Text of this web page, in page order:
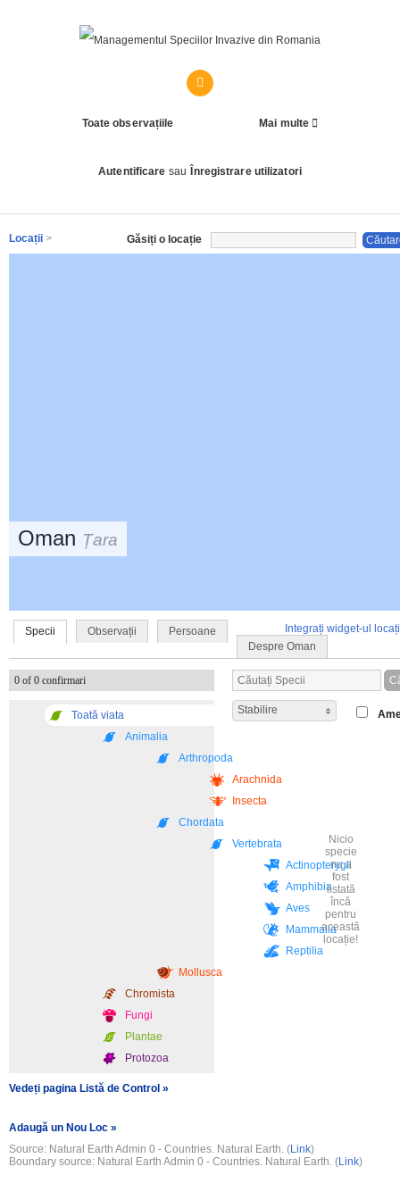
Toate observațiile Mai multe
Autentificare sau Înregistrare utilizatori
Găsiți o locație
Locații >
Oman Țara
Integrați widget-ul
Specii Observații
Persoane
Despre Oman
0 of 0 confirmari
Toată viata
Animalia
Arthropoda
Arachnida
Insecta
Chordata
Vertebrata
Actinopterygii
Amphibia
Aves
Mammalia
Reptilia
Mollusca
Chromista
Fungi
Plantae
Protozoa
Vedeți pagina Listă de Control
Stabilire
Nicio
specie
nu a
fost
listată
încă
pentru
această
locație!
Adaugă un Nou Loc
Source: Natural Earth Admin 0 - Countries. Natural Earth. (Link)
Boundary source: Natural Earth Admin 0 - Countries. Natural Earth. (Link)